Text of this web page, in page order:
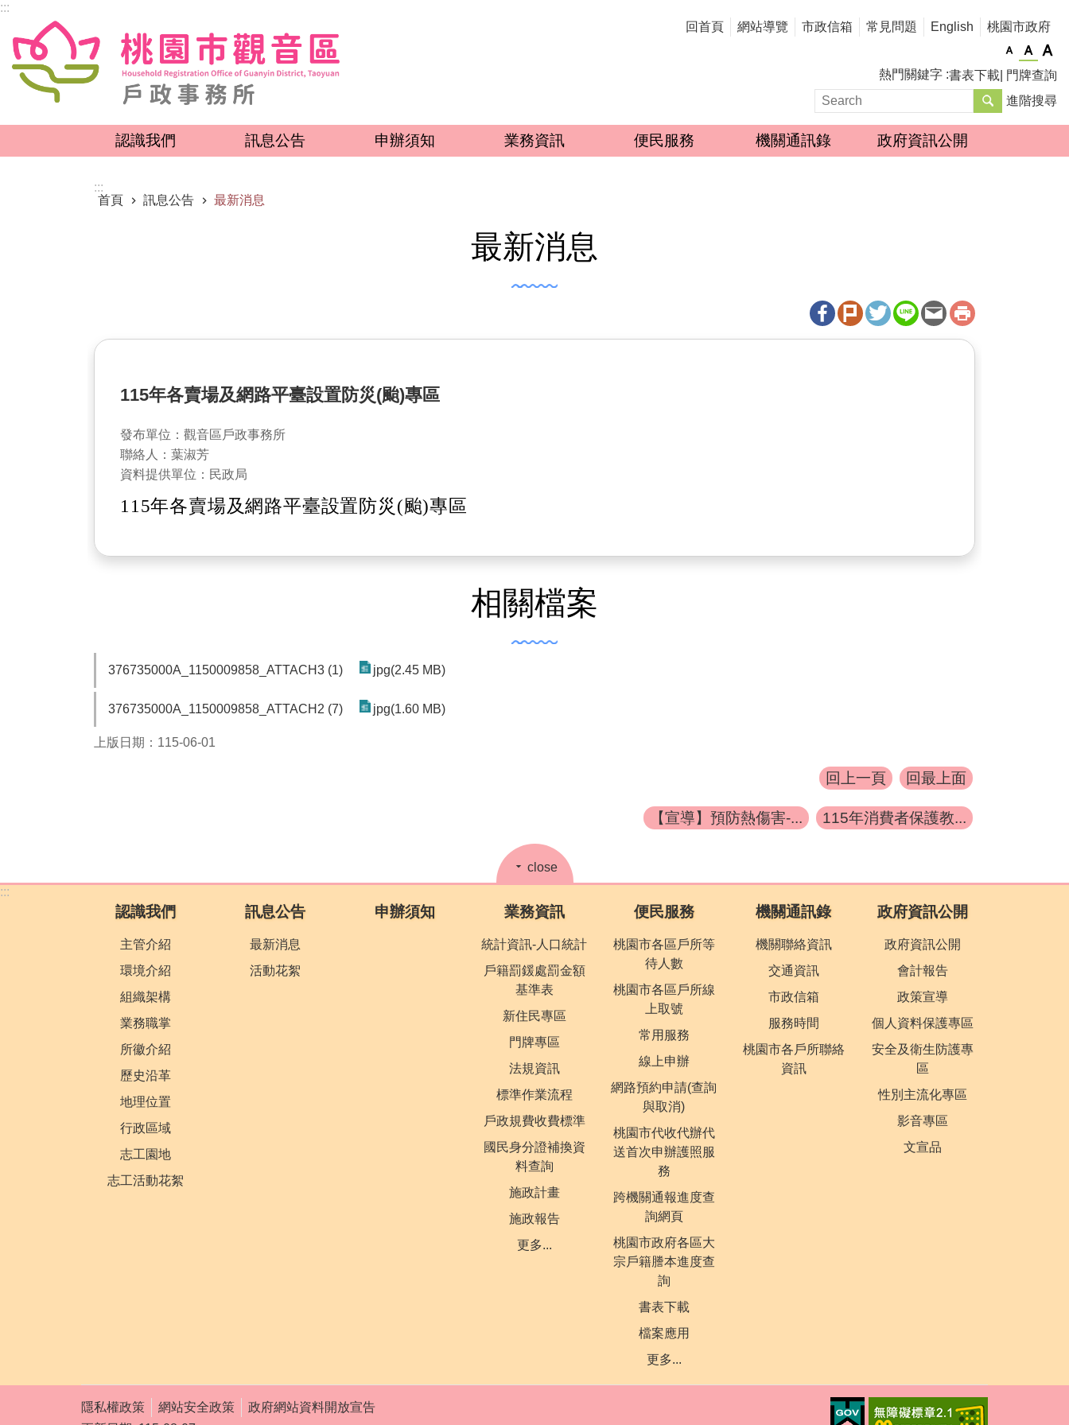
跳到主要內容區塊
:::
回首頁
網站導覽 市政信箱 常見問題 English 桃園市政府
熱門關鍵字 書表下載
門牌查詢
進階搜尋
認識我們 訊息公告 申辦須知 業務資訊 便民服務 機關通訊錄 政府資訊公開
:::
首頁
訊息公告 最新消息
最新消息
115年各賣場及網路平臺設置防災(颱)專區
發布單位：觀音區戶政事務所
聯絡人：葉淑芳
資料提供單位：民政局
115年各賣場及網路平臺設置防災(颱)專區
相關檔案
376735000A_1150009858_ATTACH3 (1) jpg(2.45 MB)
376735000A_1150009858_ATTACH2 (7) jpg(1.60 MB)
上版日期：115-06-01
回上一頁 回最上面
【宣導】預防熱傷害-... 115年消費者保護教...
close
:::
認識我們
主管介紹
環境介紹
組織架構
業務職掌
所徽介紹
歷史沿革
地理位置
行政區域
志工園地
志工活動花絮
訊息公告
最新消息
活動花絮
申辦須知 業務資訊
統計資訊-人口統計
戶籍罰鍰處罰金額
基準表
新住民專區
門牌專區
法規資訊
標準作業流程
戶政規費收費標準
國民身分證補換資
料查詢
施政計畫
施政報告
更多...
便民服務
桃園市各區戶所等
待人數
桃園市各區戶所線
上取號
常用服務
線上申辦
網路預約申請(查詢
與取消)
桃園市代收代辦代
送首次申辦護照服
務
跨機關通報進度查
詢網頁
桃園市政府各區大
宗戶籍謄本進度查
詢
書表下載
檔案應用
更多...
機關通訊錄
機關聯絡資訊
交通資訊
市政信箱
服務時間
桃園市各戶所聯絡
資訊
政府資訊公開
政府資訊公開
會計報告
政策宣導
個人資料保護專區
安全及衛生防護專
區
性別主流化專區
影音專區
文宣品
隱私權政策 網站安全政策
政府網站資料開放宣告